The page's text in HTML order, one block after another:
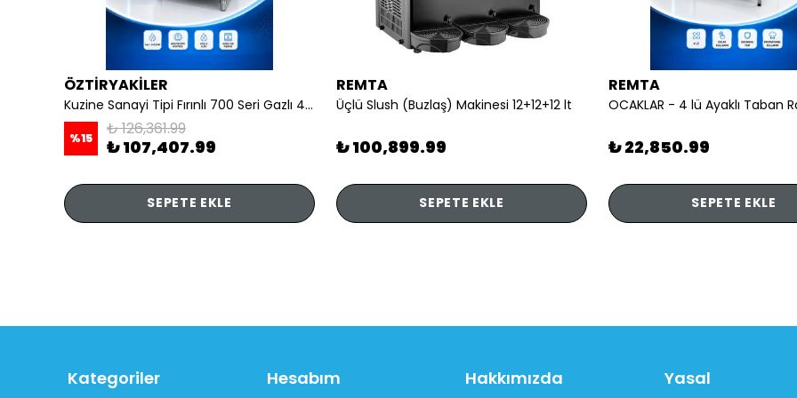
ÖZTİRYAKİLER
Kuzine Sanayi Tipi Fırınlı 700 Seri Gazlı 4 Açık Ateş 80x70x85 (Lp)-2X6Kw+2X7,5Kw+6Kw Elektrikli Fırın
%15 ₺ 126,361.99
₺ 107,407.99
SEPETE EKLE
REMTA
Üçlü Slush (Buzlaş) Makinesi 12+12+12 lt
₺ 100,899.99
SEPETE EKLE
REMTA
₺ 22,850.99
SEPETE EKLE
Kategoriler Hesabım Hakkımızda Yasal